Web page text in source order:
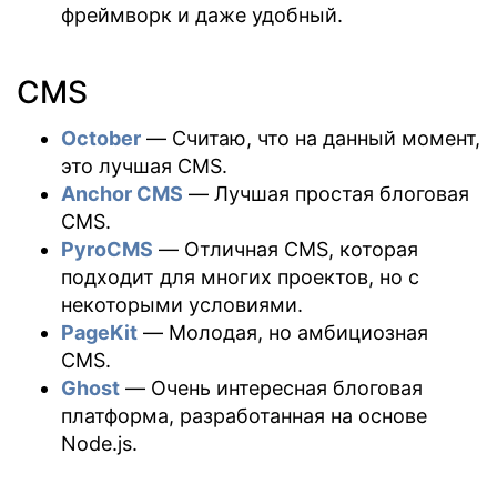
фреймворк и даже удобный.
CMS
October — Считаю, что на данный момент,
это лучшая CMS.
Anchor CMS — Лучшая простая блоговая
CMS.
PyroCMS — Отличная CMS, которая
подходит для многих проектов, но с
некоторыми условиями.
PageKit — Молодая, но амбициозная
CMS.
Ghost — Очень интересная блоговая
платформа, разработанная на основе
Node.js.